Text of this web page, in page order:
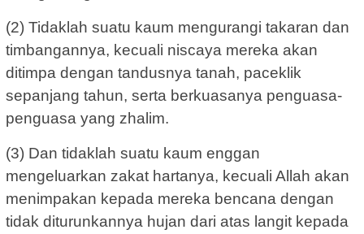
(2) Tidaklah suatu kaum mengurangi takaran dan
timbangannya, kecuali niscaya mereka akan
ditimpa dengan tandusnya tanah, paceklik
sepanjang tahun, serta berkuasanya penguasa-
penguasa yang zhalim.
(3) Dan tidaklah suatu kaum enggan
mengeluarkan zakat hartanya, kecuali Allah akan
menimpakan kepada mereka bencana dengan
tidak diturunkannya hujan dari atas langit kepada